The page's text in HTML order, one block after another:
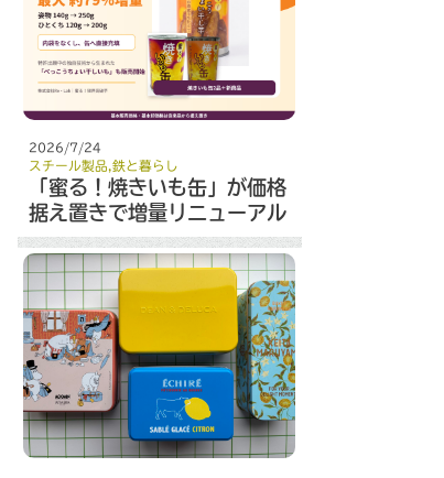
2026/7/24
スチール製品 鉄と暮らし
「蜜る！焼きいも缶」が価格
据え置きで増量リニューアル